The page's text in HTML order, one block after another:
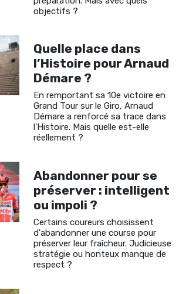
objectifs ?
Quelle place dans
l’Histoire pour Arnaud
Démare ?
En remportant sa 10e victoire en
Grand Tour sur le Giro, Arnaud
Démare a renforcé sa trace dans
l'Histoire. Mais quelle est-elle
réellement ?
Abandonner pour se
préserver : intelligent
ou impoli ?
Certains coureurs choisissent
d'abandonner une course pour
préserver leur fraîcheur. Judicieuse
stratégie ou honteux manque de
respect ?